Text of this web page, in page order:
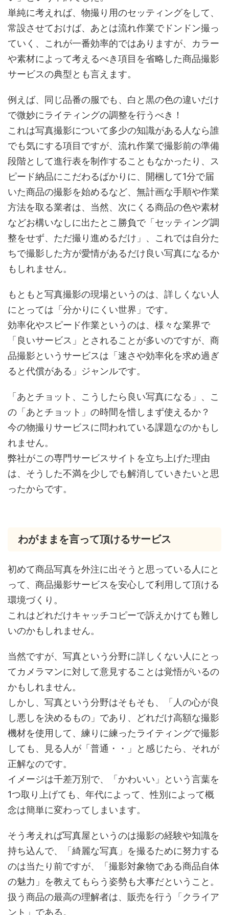
単純に考えれば、物撮り用のセッティングをして、
常設させておけば、あとは流れ作業でドンドン撮っ
ていく、これが一番効率的ではありますが、カラー
や素材によって考えるべき項目を省略した商品撮影
サービスの典型とも言えます。
例えば、同じ品番の服でも、白と黒の色の違いだけ
で微妙にライティングの調整を行うべき！
これは写真撮影について多少の知識がある人なら誰
でも気にする項目ですが、流れ作業で撮影前の準備
段階として進行表を制作することもなかったり、ス
ピード納品にこだわるばかりに、開梱して1分で届
いた商品の撮影を始めるなど、無計画な手順や作業
方法を取る業者は、当然、次にくる商品の色や素材
などお構いなしに出たとこ勝負で「セッティング調
整をせず、ただ撮り進めるだけ」、これでは自分た
ちで撮影した方が愛情があるだけ良い写真になるか
もしれません。
もともと写真撮影の現場というのは、詳しくない人
にとっては「分かりにくい世界」です。
効率化やスピード作業というのは、様々な業界で
「良いサービス」とされることが多いのですが、商
品撮影というサービスは「速さや効率化を求め過ぎ
ると代償がある」ジャンルです。
「あとチョット、こうしたら良い写真になる」、こ
の「あとチョット」の時間を惜しまず使えるか？
今の物撮りサービスに問われている課題なのかもし
れません。
弊社がこの専門サービスサイトを立ち上げた理由
は、そうした不満を少しでも解消していきたいと思
ったからです。
わがままを言って頂けるサービス
初めて商品写真を外注に出そうと思っている人にと
って、商品撮影サービスを安心して利用して頂ける
環境づくり。
これはどれだけキャッチコピーで訴えかけても難し
いのかもしれません。
当然ですが、写真という分野に詳しくない人にとっ
てカメラマンに対して意見することは覚悟がいるの
かもしれません。
しかし、写真という分野はそもそも、「人の心が良
し悪しを決めるもの」であり、どれだけ高額な撮影
機材を使用して、練りに練ったライティングで撮影
しても、見る人が「普通・・」と感じたら、それが
正解なのです。
イメージは千差万別で、「かわいい」という言葉を
1つ取り上げても、年代によって、性別によって概
念は簡単に変わってしまいます。
そう考えれば写真屋というのは撮影の経験や知識を
持ち込んで、「綺麗な写真」を撮るために努力する
のは当たり前ですが、「撮影対象物である商品自体
の魅力」を教えてもらう姿勢も大事だということ。
扱う商品の最高の理解者は、販売を行う「クライア
ント」である。